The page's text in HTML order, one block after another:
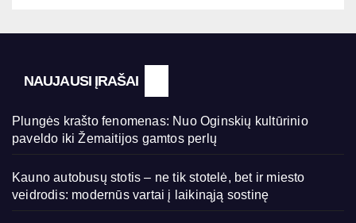
NAUJAUSI ĮRAŠAI
Plungės krašto fenomenas: Nuo Oginskių kultūrinio
paveldo iki Žemaitijos gamtos perlų
Kauno autobusų stotis – ne tik stotelė, bet ir miesto
veidrodis: modernūs vartai į laikinąją sostinę